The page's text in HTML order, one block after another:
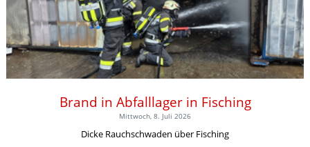
Brand in Abfalllager in Fisching
Mittwoch, 8. Juli 2026
Dicke Rauchschwaden über Fisching